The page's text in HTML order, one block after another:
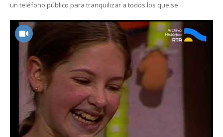
un teléfono público para tranquilizar a todos los que se…